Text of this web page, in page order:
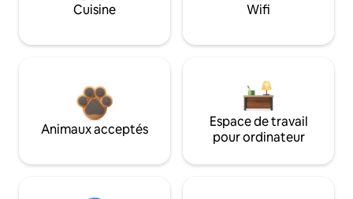
Cuisine Wifi
Animaux acceptés
Espace de travail
pour ordinateur